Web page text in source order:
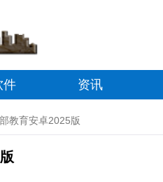
件 资讯
教育安卓2025版